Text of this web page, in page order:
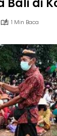
Bali di
1 Min Baca